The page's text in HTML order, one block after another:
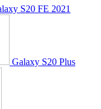
S20 FE 2021
Galaxy S20 Plus